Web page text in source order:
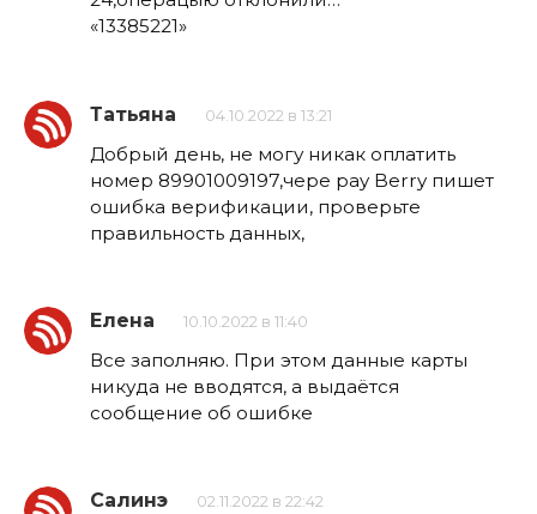
«13385221»
Татьяна 04.10.2022 в 13:21
Добрый день, не могу никак оплатить
номер 89901009197,чере pay Berry пишет
ошибка верификации, проверьте
правильность данных,
Елена 10.10.2022 в 11:40
Все заполняю. При этом данные карты
никуда не вводятся, а выдаётся
сообщение об ошибке
Салинэ 02.11.2022 в 22:42